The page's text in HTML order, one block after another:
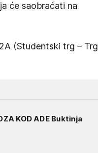
će saobraćati na
(Studentski trg – Trg
KOD ADE Buktinja